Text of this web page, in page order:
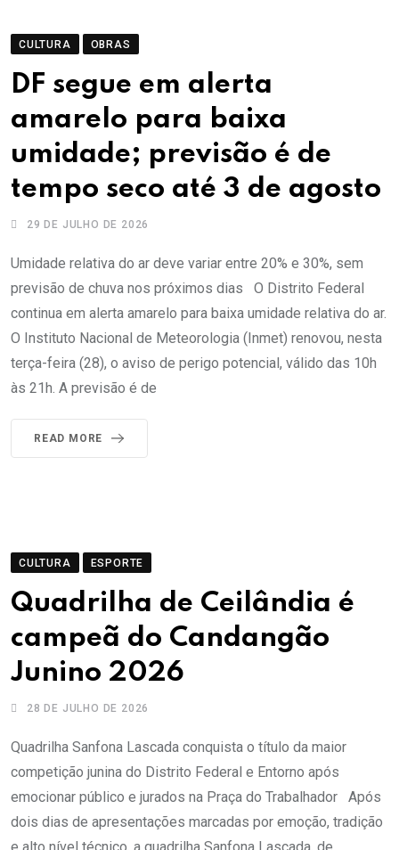
CULTURA OBRAS
DF segue em alerta
amarelo para baixa
umidade; previsão é de
tempo seco até 3 de agosto
29 DE JULHO DE 2026
Umidade relativa do ar deve variar entre 20% e 30%, sem
previsão de chuva nos próximos dias O Distrito Federal
continua em alerta amarelo para baixa umidade relativa do ar.
O Instituto Nacional de Meteorologia (Inmet) renovou, nesta
terça-feira (28), o aviso de perigo potencial, válido das 10h
às 21h. A previsão é de
READ MORE
CULTURA ESPORTE
Quadrilha de Ceilândia é
campeã do Candangão
Junino 2026
28 DE JULHO DE 2026
Quadrilha Sanfona Lascada conquista o título da maior
competição junina do Distrito Federal e Entorno após
emocionar público e jurados na Praça do Trabalhador Após
dois dias de apresentações marcadas por emoção, tradição